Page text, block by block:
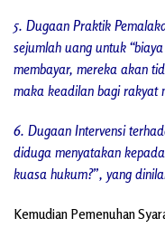
5. Dugaan Praktik
sejumlah uang untuk
membayar, mereka akan
maka keadilan bagi rakyat
6. Dugaan Intervensi
diduga menyatakan
kuasa hukum?”, yang
Kemudian Pemenuhan